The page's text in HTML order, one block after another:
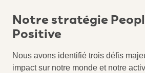
Notre stratégie
Positive
Nous avons identifié trois défis
impact sur notre monde et notre